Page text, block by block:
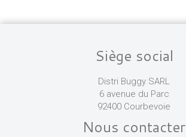
Siège social
Distri Buggy SARL
6 avenue du Parc
92400 Courbevoie
Nous contacter